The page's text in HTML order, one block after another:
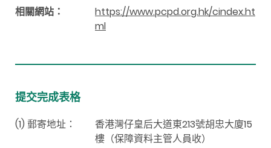
相關網站：
https://www.pcpd.org.hk/cindex.ht
ml
提交完成表格
(1) 郵寄地址：
香港灣仔皇后大道東213號胡忠大廈15
樓（保障資料主管人員收）